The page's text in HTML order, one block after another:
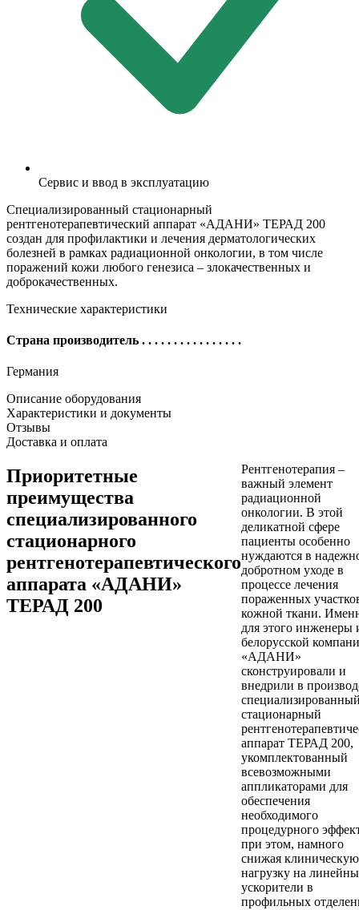
Сервис и ввод в эксплуатацию
Специализированный стационарный
рентгенотерапевтический аппарат «АДАНИ» ТЕРАД 200
создан для профилактики и лечения дерматологических
болезней в рамках радиационной онкологии, в том числе
поражений кожи любого генезиса – злокачественных и
доброкачественных.
Технические характеристики
Страна производитель . . . . . . . . . . . . . . . .
Германия
Описание оборудования
Характеристики и документы
Отзывы
Доставка и оплата
Приоритетные
преимущества
специализированного
стационарного
рентгенотерапевтического
аппарата «АДАНИ»
ТЕРАД 200
Рентгенотерапия –
важный элемент
радиационной
онкологии. В этой
деликатной сфере
пациенты особенно
нуждаются в
добротном уходе в
процессе лечения
пораженных
кожной ткани.
для этого инженеры
белорусской
«АДАНИ»
сконструировали и
внедрили в
стационарный
аппарат ТЕРАД 200,
укомплектованный
всевозможными
аппликаторами для
обеспечения
необходимого
процедурного
при этом, намного
снижая клиническую
нагрузку на
ускорители в
профильных